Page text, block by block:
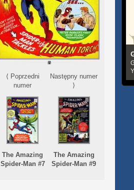
⟨ Poprzedni
numer
The Amazing
Spider-Man #7
Następny numer
⟩
The Amazing
Spider-Man #9